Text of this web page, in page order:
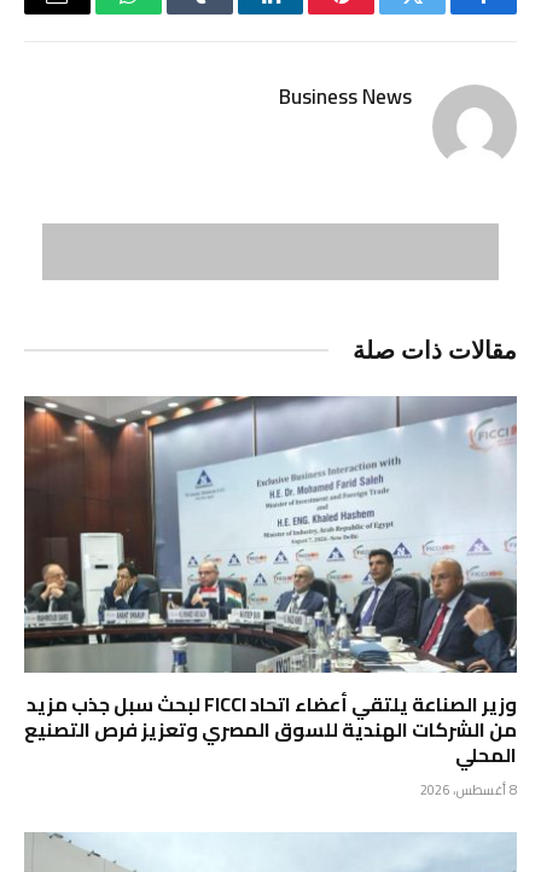
فيسبوكتويتر بينتيريستلينكدإن Tumblr واتسابالبريد
Business News
مقالات ذات صلة
وزير الصناعة يلتقي أعضاء اتحاد FICCI لبحث سبل جذب مزيد
من الشركات الهندية للسوق المصري وتعزيز فرص التصنيع
المحلي
8 أغسطس، 2026